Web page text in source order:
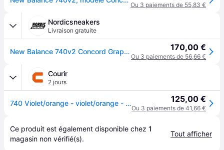
Ou 3 paiements de 55,83 €
Nordicsneakers
Livraison gratuite
New Balance 740v2 Concord Grape Sun Glow 170,00 €
Ou 3 paiements de 56,66 €
Courir
2 jours
740 Violet/orange - violet/orange - 45,5 125,00 €
Ou 3 paiements de 41,66 €
Ce produit est également disponible chez 1
magasin non vérifié(s).
Tout afficher